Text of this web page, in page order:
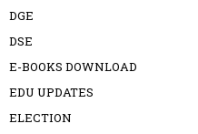
DGE
DSE
E-BOOKS DOWNLOAD
EDU UPDATES
ELECTION